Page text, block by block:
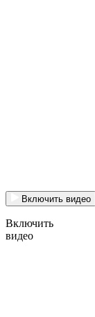
Включить видео
Включить
видео